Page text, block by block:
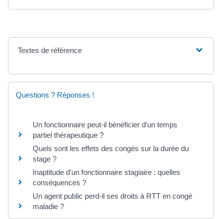
Textes de référence
Questions ? Réponses !
Un fonctionnaire peut-il bénéficier d'un temps
partiel thérapeutique ?
Quels sont les effets des congés sur la durée du
stage ?
Inaptitude d'un fonctionnaire stagiaire : quelles
conséquences ?
Un agent public perd-il ses droits à RTT en congé
maladie ?